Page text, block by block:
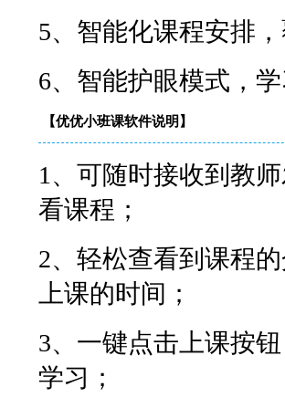
5、智能化课程安排
6、智能护眼模式，
【优优小班课软件说明】
1、可随时接收到教
看课程；
2、轻松查看到课程
上课的时间；
3、一键点击上课按
学习；